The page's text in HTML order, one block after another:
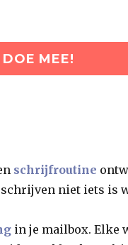
MEE!
schrijfroutine
niet iets is
in je mailbox. Elke